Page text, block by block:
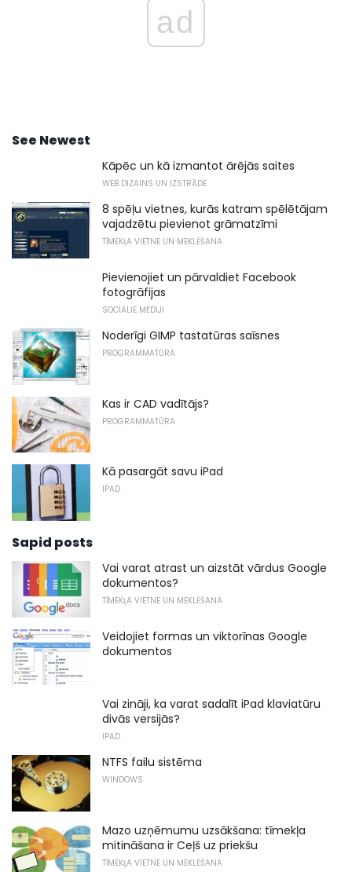
ad
See Newest
Kāpēc un kā izmantot ārējās saites
WEB DIZAINS UN IZSTRĀDE
8 spēļu vietnes, kurās katram spēlētājam
vajadzētu pievienot grāmatzīmi
TĪMEKĻA VIETNE UN MEKLĒŠANA
Pievienojiet un pārvaldiet Facebook
fotogrāfijas
SOCIĀLIE MĒDIJI
Noderīgi GIMP tastatūras saīsnes
PROGRAMMATŪRA
Kas ir CAD vadītājs?
PROGRAMMATŪRA
Kā pasargāt savu iPad
IPAD
Sapid posts
Vai varat atrast un aizstāt vārdus Google
dokumentos?
TĪMEKĻA VIETNE UN MEKLĒŠANA
Veidojiet formas un viktorīnas Google
dokumentos
Vai zināji, ka varat sadalīt iPad klaviatūru
divās versijās?
IPAD
NTFS failu sistēma
WINDOWS
Mazo uzņēmumu uzsākšana: tīmekļa
mitināšana ir Ceļš uz priekšu
TĪMEKĻA VIETNE UN MEKLĒŠANA